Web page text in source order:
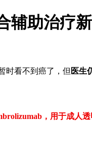
辅助治疗
时看不到癌了，但 医生
，用于成人